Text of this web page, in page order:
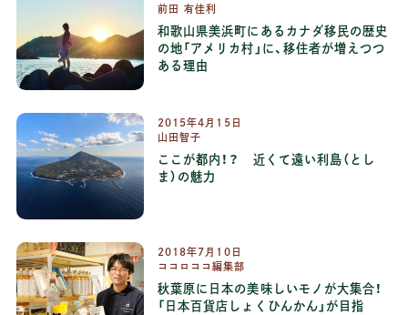
前田 有佳利
和歌山県美浜町にあるカナダ移民の歴史
の地「アメリカ村」に、移住者が増えつつ
ある理由
2015年4 月 15 日
山田智子
ここが都内！？ 近くて遠い利島（とし
ま）の魅力
2018年7 月 10 日
ココロココ編集部
秋葉原に日本の美味しいモノが大集合！
「日本百貨店しょくひんかん」が目指